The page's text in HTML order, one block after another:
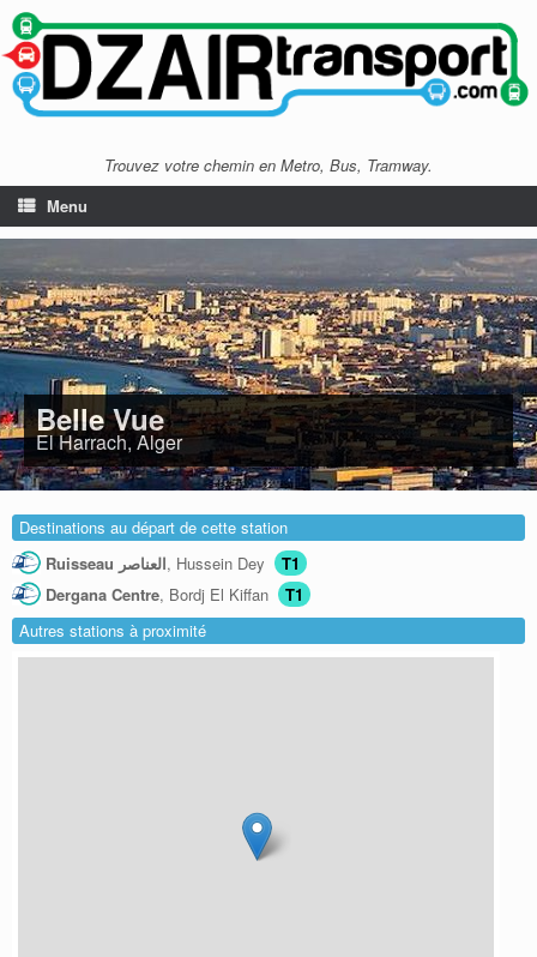
Trouvez votre chemin en Metro, Bus, Tramway.
Menu
Belle Vue
El Harrach, Alger
Destinations au départ de cette station
Ruisseau العناصر, Hussein Dey
T1
Dergana Centre, Bordj El Kiffan
T1
Autres stations à proximité